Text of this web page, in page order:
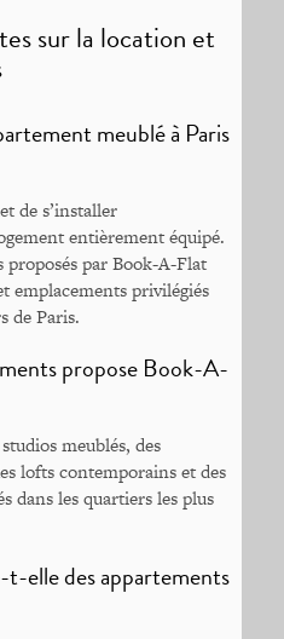
sur la location et
meublé à Paris
de s’installer
entièrement équipé.
proposés par Book-A-Flat
emplacements privilégiés
de Paris.
propose Book-A-
meublés, des
lofts contemporains et des
dans les quartiers les plus
elle des appartements